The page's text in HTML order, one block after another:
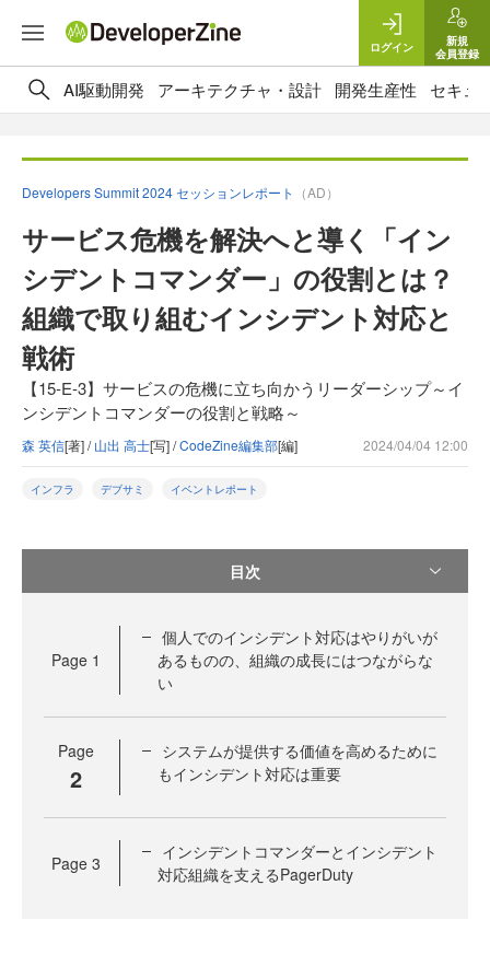
ログイン
新規
会員登録
AI駆動開発 アーキテクチャ・設計 開発生産性 セキュ
Developers Summit 2024 セッションレポート （AD）
サービス危機を解決へと導く「イン
シデントコマンダー」の役割とは？
組織で取り組むインシデント対応と
戦術
【15-E-3】サービスの危機に立ち向かうリーダーシップ～イ
ンシデントコマンダーの役割と戦略～
森 英信[著] /山出 高士[写] /CodeZine編集部[編] 2024/04/04 12:00
インフラ デブサミ イベントレポート
目次
Page 1
個人でのインシデント対応はやりがいが
あるものの、組織の成長にはつながらな
い
Page
2
システムが提供する価値を高めるために
もインシデント対応は重要
Page 3
インシデントコマンダーとインシデント
対応組織を支えるPagerDuty